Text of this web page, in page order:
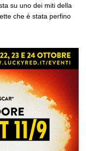
su uno dei miti della
che è stata perfino